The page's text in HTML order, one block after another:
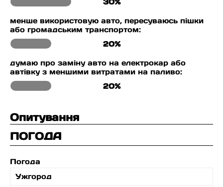
менше використовую авто, пересуваюсь пішки
або громадським транспортом:
20%
думаю про заміну авто на електрокар або
автівку з меншими витратами на паливо:
20%
Опитування
ПОГОДА
Погода
Ужгород